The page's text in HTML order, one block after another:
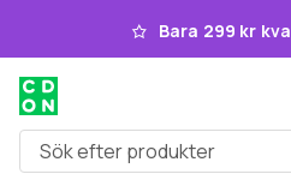
Hoppa till Bara 299 kr
Sök efter produkter